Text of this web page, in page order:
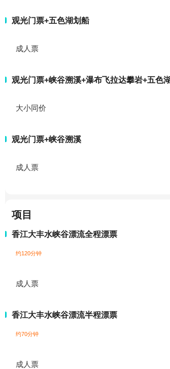
观光门票+五色湖划船
成人票
观光门票+峡谷溯溪+瀑布飞拉达攀岩+五色
大小同价
观光门票+峡谷溯溪
成人票
项目
香江大丰水峡谷漂流全程漂票
约120分钟
成人票
香江大丰水峡谷漂流半程漂票
约70分钟
成人票